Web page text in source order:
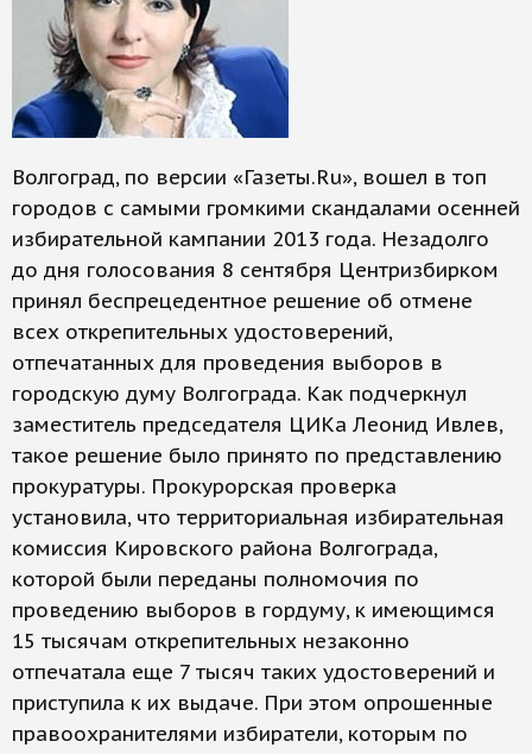
Волгоград, по версии «Газеты.Ru», вошел в топ
городов с самыми громкими скандалами осенней
избирательной кампании 2013 года. Незадолго
до дня голосования 8 сентября Центризбирком
принял беспрецедентное решение об отмене
всех открепительных удостоверений,
отпечатанных для проведения выборов в
городскую думу Волгограда. Как подчеркнул
заместитель председателя ЦИКа Леонид Ивлев,
такое решение было принято по представлению
прокуратуры. Прокурорская проверка
установила, что территориальная избирательная
комиссия Кировского района Волгограда,
которой были переданы полномочия по
проведению выборов в гордуму, к имеющимся
15 тысячам открепительных незаконно
отпечатала еще 7 тысяч таких удостоверений и
приступила к их выдаче. При этом опрошенные
правоохранителями избиратели, которым по